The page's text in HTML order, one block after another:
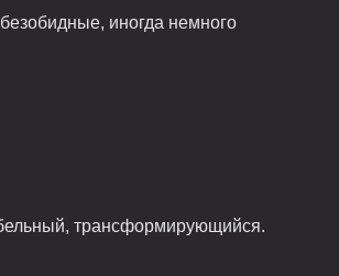
иногда немного
трансформирующийся.